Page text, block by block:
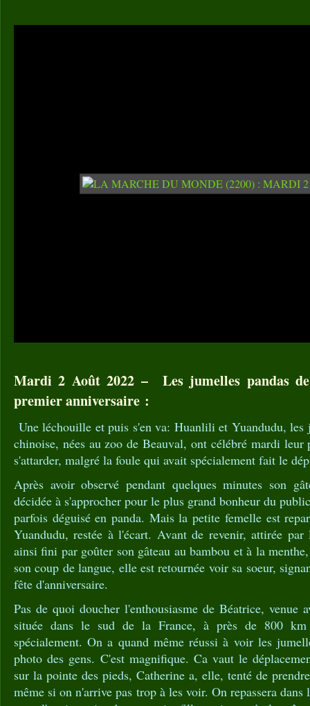
Mardi 2 Août 2022 – Les jumelles pandas
premier anniversaire :
Une léchouille et puis s'en va: Huanlili et Yuandudu, les
chinoise, nées au zoo de Beauval, ont célébré mardi leur
s'attarder, malgré la foule qui avait spécialement fait le
Après avoir observé pendant quelques minutes son
décidée à s'approcher pour le plus grand bonheur du
parfois déguisé en panda. Mais la petite femelle est
Yuandudu, restée à l'écart. Avant de revenir, attirée
ainsi fini par goûter son gâteau au bambou et à la
son coup de langue, elle est retournée voir sa soeur,
fête d'anniversaire.
Pas de quoi doucher l'enthousiasme de Béatrice, venue
située dans le sud de la France, à près de 800
spécialement. On a quand même réussi à voir les
photo des gens. C'est magnifique. Ca vaut le
sur la pointe des pieds, Catherine a, elle, tenté de
même si on n'arrive pas trop à les voir. On repassera dans